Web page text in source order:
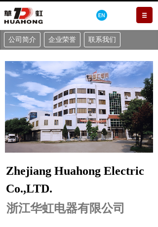
公司简介 企业荣誉 联系我们
浙江华虹电器有限公司
Zhejiang Huahong Electric
Co.,LTD.